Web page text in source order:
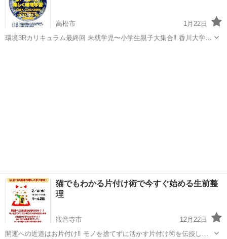
高松市
1月22日
環境3Rカリキュラム最終回 未就学児〜小学生親子大集合‼️ 香川大学の
猫でもわかる片付け術で今すぐ始める生前整
理
観音寺市
12月22日
開運への近道はお片付け‼️ モノを捨てずに活かす片付け術を伝授しま